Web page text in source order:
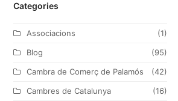
i
r
c
o
k
r
a
I
n
Categories
Associacions
(1)
Blog
(95)
Cambra de Comerç de Palamós
(42)
Cambres de Catalunya
(16)